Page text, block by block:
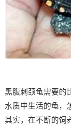
黑腹刺颈龟需要的
水质中生活的龟，
其实，在不断的饲